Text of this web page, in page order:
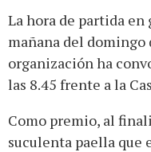
La hora de partida en
mañana del domingo
organización ha
las 8.45 frente a la
Como premio, al
suculenta paella que